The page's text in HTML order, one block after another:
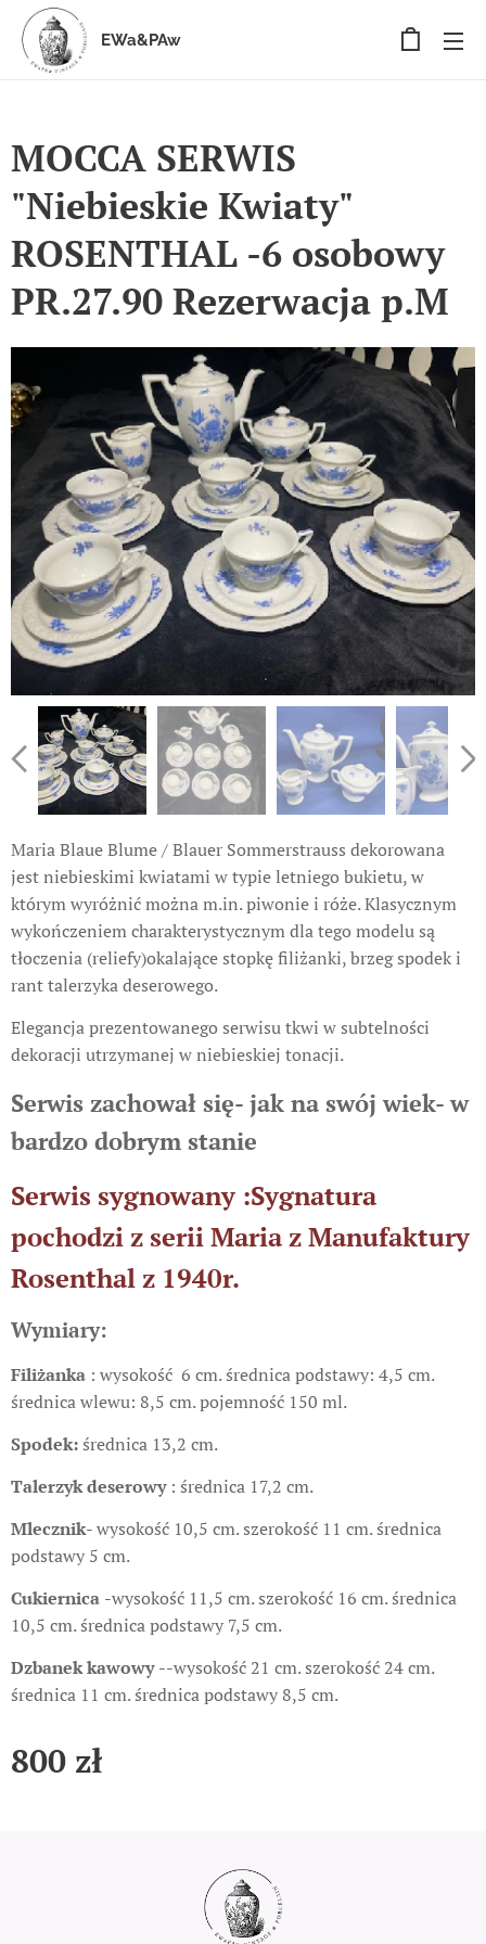
EWa&PAw
MOCCA SERWIS
"Niebieskie Kwiaty"
ROSENTHAL -6 osobowy
PR.27.90 Rezerwacja p.M
Maria Blaue Blume / Blauer Sommerstrauss dekorowana
jest niebieskimi kwiatami w typie letniego bukietu, w
którym wyróżnić można m.in. piwonie i róże. Klasycznym
wykończeniem charakterystycznym dla tego modelu są
tłoczenia (reliefy)okalające stopkę filiżanki, brzeg spodek i
rant talerzyka deserowego.
Elegancja prezentowanego serwisu tkwi w subtelności
dekoracji utrzymanej w niebieskiej tonacji.
Serwis zachował się- jak na swój wiek- w
bardzo dobrym stanie
Serwis sygnowany :Sygnatura
pochodzi z serii Maria z Manufaktury
Rosenthal z 1940r.
Wymiary:
Filiżanka : wysokość 6 cm. średnica podstawy: 4,5 cm.
średnica wlewu: 8,5 cm. pojemność 150 ml.
Spodek: średnica 13,2 cm.
Talerzyk deserowy: średnica 17,2 cm.
Mlecznik- wysokość 10,5 cm. szerokość 11 cm. średnica
podstawy 5 cm.
Cukiernica -wysokość 11,5 cm. szerokość 16 cm. średnica
10,5 cm. średnica podstawy 7,5 cm.
Dzbanek kawowy--wysokość 21 cm. szerokość 24 cm.
średnica 11 cm. średnica podstawy 8,5 cm.
800 zł